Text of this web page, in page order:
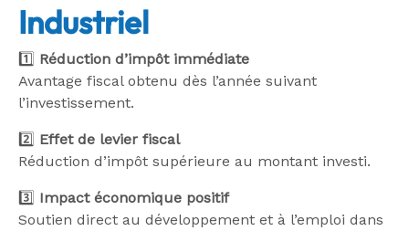
Industriel
1️⃣ Réduction d’impôt immédiate
Avantage fiscal obtenu dès l’année suivant
l’investissement.
2️⃣ Effet de levier fiscal
Réduction d’impôt supérieure au montant investi.
3️⃣ Impact économique positif
Soutien direct au développement et à l’emploi dans